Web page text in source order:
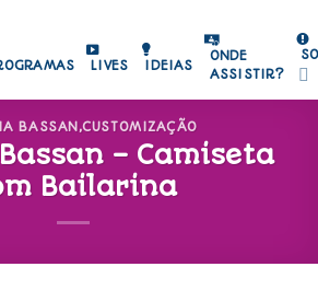
LIVES IDEIAS
ONDE
ASSISTIR?
BASSAN ,CUSTOMIZAÇÃO
– Camiseta
Bailarina